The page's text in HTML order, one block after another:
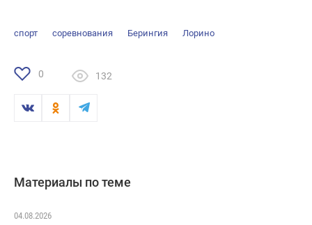
спорт соревнования Берингия Лорино
0 132
Материалы по теме
04.08.2026